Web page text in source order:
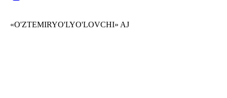
«O'ZTEMIRYO'LYO'LOVCHI» AJ